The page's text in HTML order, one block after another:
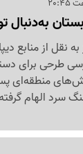
به نقل از
طرحی برای
منطقه‌ای
سرد الهام